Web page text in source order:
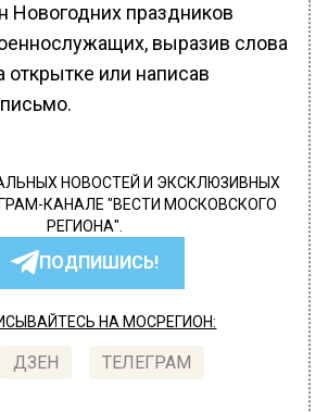
Новогодних праздников
выразив слова
или написав
НОВОСТЕЙ И ЭКСКЛЮЗИВНЫХ
КАНАЛЕ "ВЕСТИ МОСКОВСКОГО
РЕГИОНА".
ПОДПИШИСЬ!
НА МОСРЕГИОН:
ДЗЕН ТЕЛЕГРАМ